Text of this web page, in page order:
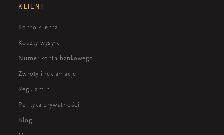
KLIENT
Konto klienta
Koszty wysyłki
Numer konta bankowego
Zwroty i reklamacje
Regulamin
Polityka prywatności
Blog